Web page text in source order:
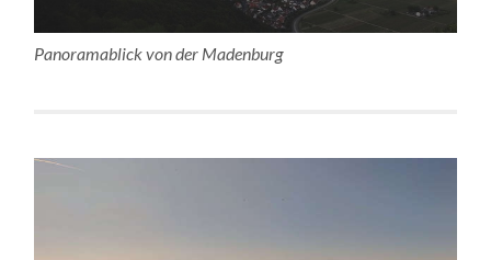
Panoramablick von der Madenburg